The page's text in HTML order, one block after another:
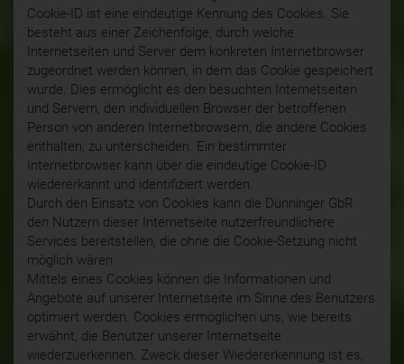
Cookie-ID ist eine eindeutige Kennung des Cookies. Sie
besteht aus einer Zeichenfolge, durch welche
Internetseiten und Server dem konkreten Internetbrowser
zugeordnet werden können, in dem das Cookie gespeichert
wurde. Dies ermöglicht es den besuchten Internetseiten
und Servern, den individuellen Browser der betroffenen
Person von anderen Internetbrowsern, die andere Cookies
enthalten, zu unterscheiden. Ein bestimmter
Internetbrowser kann über die eindeutige Cookie-ID
wiedererkannt und identifiziert werden.
Durch den Einsatz von Cookies kann die Dünninger GbR
den Nutzern dieser Internetseite nutzerfreundlichere
Services bereitstellen, die ohne die Cookie-Setzung nicht
möglich wären.
Mittels eines Cookies können die Informationen und
Angebote auf unserer Internetseite im Sinne des Benutzers
optimiert werden. Cookies ermöglichen uns, wie bereits
erwähnt, die Benutzer unserer Internetseite
wiederzuerkennen. Zweck dieser Wiedererkennung ist es,